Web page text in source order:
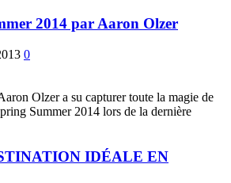
2014 par Aaron Olzer
0
Olzer a su capturer toute la magie de
Summer 2014 lors de la dernière
IDÉALE EN